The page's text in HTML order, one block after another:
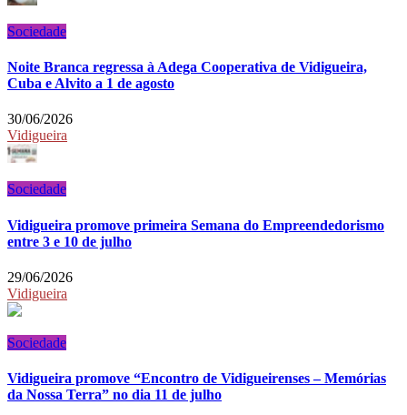
Sociedade
Noite Branca regressa à Adega Cooperativa de Vidigueira,
Cuba e Alvito a 1 de agosto
30/06/2026
Vidigueira
Sociedade
Vidigueira promove primeira Semana do Empreendedorismo
entre 3 e 10 de julho
29/06/2026
Vidigueira
Sociedade
Vidigueira promove “Encontro de Vidigueirenses – Memórias
da Nossa Terra” no dia 11 de julho